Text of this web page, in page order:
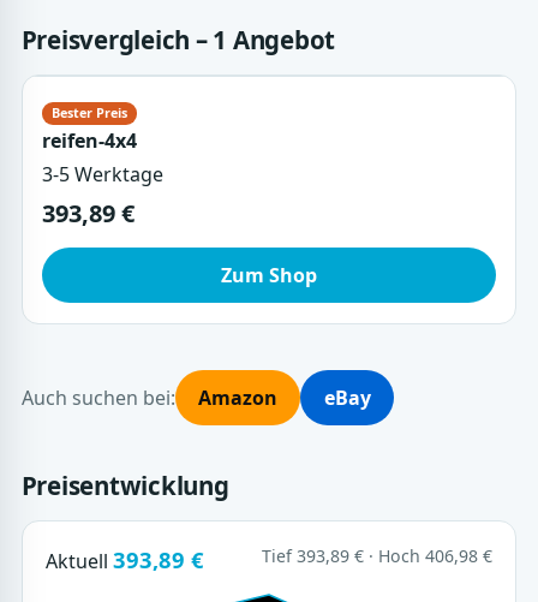
Preisvergleich – 1 Angebot
reifen-4x4
3-5 Werktage
393,89 €
Zum Shop
Auch suchen bei: Amazon eBay
Preisentwicklung
Aktuell 393,89 € Tief 393,89 € · Hoch 406,98 €